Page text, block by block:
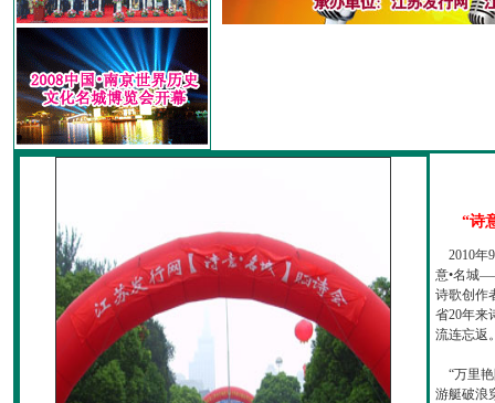
“诗
2010年
意•名城
诗歌创作
省20年来
流连忘返
“万里艳
游艇破浪